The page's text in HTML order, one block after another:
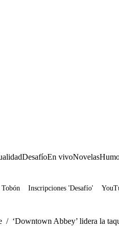
DesafíoEn vivoNovelas
Tobón Inscripciones 'Desafío'
/ ‘Downtown Abbey’ lidera la